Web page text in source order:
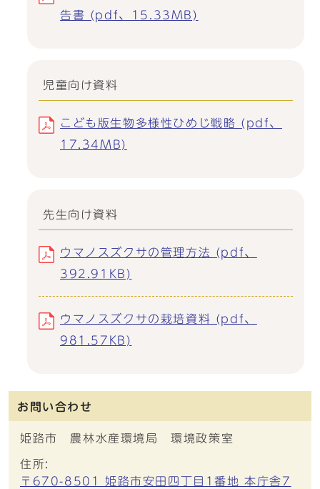
告書 (pdf、15.33MB)
児童向け資料
こども版生物多様性ひめじ戦略 (pdf、
17.34MB)
先生向け資料
ウマノスズクサの管理方法 (pdf、
392.91KB)
ウマノスズクサの栽培資料 (pdf、
981.57KB)
お問い合わせ
姫路市 農林水産環境局 環境政策室
住所:
〒670-8501 姫路市安田四丁目1番地 本庁舎7